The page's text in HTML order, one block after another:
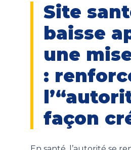
Site
baisse
une
:
façon